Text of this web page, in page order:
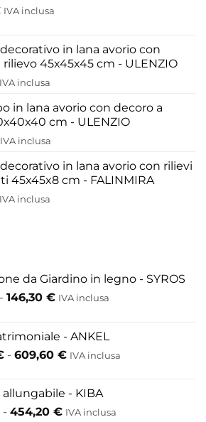
IVA inclusa
in lana avorio con
rilievo 45x45x45 cm - ULENZIO
IVA inclusa
in lana avorio con decoro a
cm - ULENZIO
IVA inclusa
in lana avorio con rilievi
45x45x8 cm - FALINMIRA
IVA inclusa
da Giardino in legno - SYROS
- 146,30 €Fascia
da
52,80 €
146,30 €
IVA inclusa
- ANKEL
- 609,60 €Fascia
da
200,60 €
IVA inclusa
allungabile - KIBA
- 454,20 €Fascia
IVA inclusa